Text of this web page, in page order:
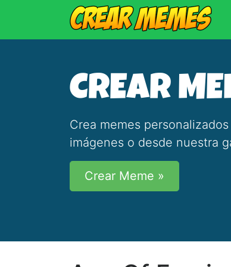
CREAR
Crea memes
imágenes o desde nuestra
Crear Meme »